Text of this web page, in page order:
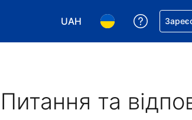
UAH
Виберіть валюту. Ваша
Виберіть мову.
Питання та